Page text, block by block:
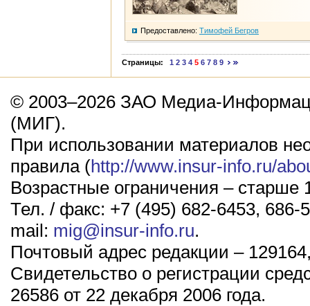
Предоставлено: Тимофей Бегров
Страницы: 1 2 3 4 5 6 7 8 9
© 2003–2026 ЗАО Медиа-
(МИГ).
При использовании материалов
правила (http://www.insur-info.ru/
Возрастные ограничения – старше
Тел. / факс: +7 (495) 682-6453, 686-
mail: mig@insur-info.ru.
Почтовый адрес редакции –
Свидетельство о регистрации
26586 от 22 декабря 2006 года.